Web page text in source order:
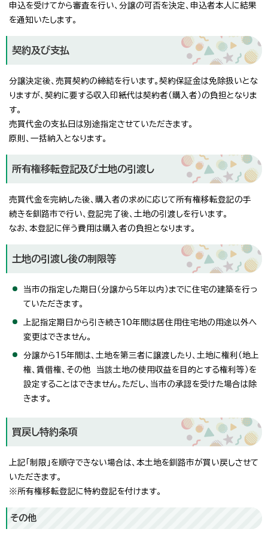
申込を受けてから審査を行い、分譲の可否を決定、申込者本人に結果
を通知いたします。
契約及び支払
分譲決定後、売買契約の締結を行います。契約保証金は免除扱いとな
りますが、契約に要する収入印紙代は契約者（購入者）の負担となりま
す。
売買代金の支払日は別途指定させていただきます。
原則、一括納入となります。
所有権移転登記及び土地の引渡し
売買代金を完納した後、購入者の求めに応じて所有権移転登記の手
続きを釧路市で行い、登記完了後、土地の引渡しを行います。
なお、本登記に伴う費用は購入者の負担となります。
土地の引渡し後の制限等
当市の指定した期日（分譲から5年以内）までに住宅の建築を行っ
ていただきます。
上記指定期日から引き続き10年間は居住用住宅地の用途以外へ
変更はできません。
分譲から15年間は、土地を第三者に譲渡したり、土地に権利（地上
権、賃借権、その他 当該土地の使用収益を目的とする権利等）を
設定することはできません。ただし、当市の承認を受けた場合は除
きます。
買戻し特約条項
上記「制限」を順守できない場合は、本土地を釧路市が買い戻しさせて
いただきます。
※所有権移転登記に特約登記を付けます。
その他